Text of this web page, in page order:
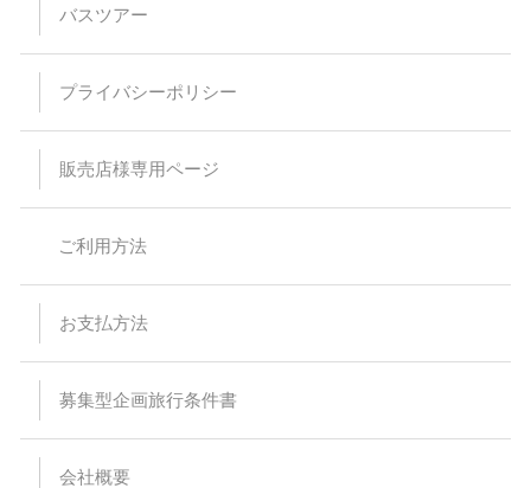
います。当日、集合場所にお越しなられても、お断りさせてい
乗車・下車場所は事前予約が必要です。（予約のない乗下車地
乳児（0～1歳）の方はバス乗車中のシートベルト着用が困難な
予約時の集客状況によりご希望の乗下車地をお取りすることが
特に記載のない限り、バス車内にトイレはついておりません。
バスの乗車運賃は予告なく変更になる場合があります。予約受
付後または旅行代金をお支払い頂いた後に運賃が変更された場
ちすることは出来ません。停留所または集合場所に時間までに
お見えにならない場合でもバス乗務員及び受付係員からのご連
場所にて停留所の案内を致します。尚、受付を済ませた後でも
来ません。
ので、予めご了承ください。
バスツアー
プライバシーポリシー
販売店様専用ページ
ご利用方法
お支払方法
募集型企画旅行条件書
会社概要